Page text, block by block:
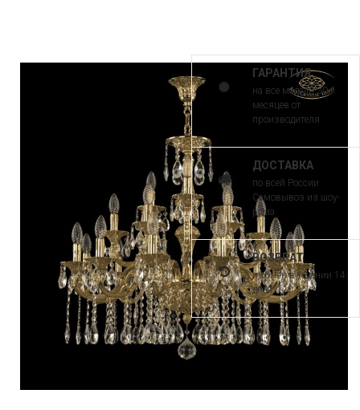
ГАРАНТИЯ
на все модели 30
месяцев от
производителя
ДОСТАВКА
по всей России.
Самовывоз из шоу-
рума
ВОЗВРАТ
и обмен в течении 14
дней